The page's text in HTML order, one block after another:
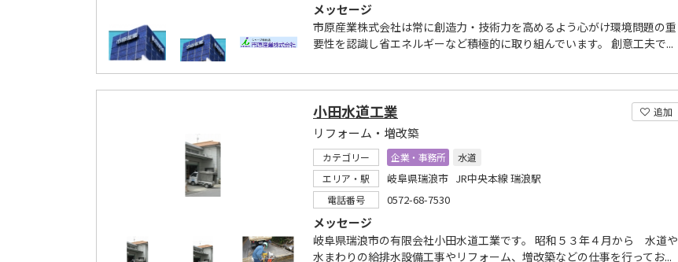
メッセージ
市原産業株式会社は常に創造力・技術力を高めるよう心がけ環境問題の重
要性を認識し省エネルギーなど積極的に取り組んでいます。 創意工夫で...
追加
小田水道工業
リフォーム・増改築
カテゴリー 企業・事務所
水道
エリア・駅
岐阜県瑞浪市 JR中央本線 瑞浪駅
電話番号 0572-68-7530
メッセージ
岐阜県瑞浪市の有限会社小田水道工業です。 昭和５３年４月から 水道や
水まわりの給排水設備工事やリフォーム、増改築などの仕事を行ってお...